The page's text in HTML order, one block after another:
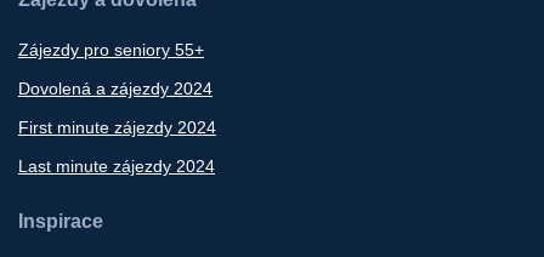
Zájezdy pro seniory 55+
Dovolená a zájezdy 2024
First minute zájezdy 2024
Last minute zájezdy 2024
Inspirace